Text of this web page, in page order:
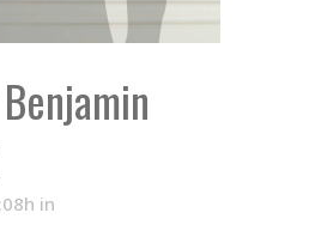
Benjamin
in